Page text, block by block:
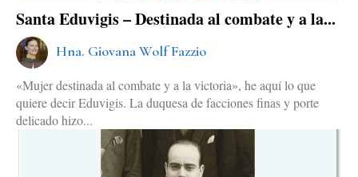
Santa Eduvigis – Destinada al combate y a la...
Hna. Giovana Wolf Fazzio
«Mujer destinada al combate y a la victoria», he aquí lo que
quiere decir Eduvigis. La duquesa de facciones finas y porte
delicado hizo...